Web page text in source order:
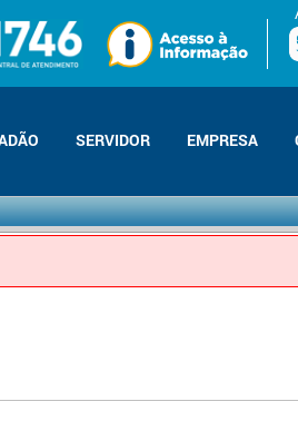
SERVIDOR EMPRESA